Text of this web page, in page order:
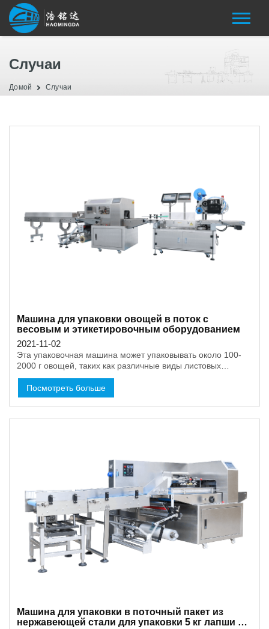
Случаи
Домой Случаи
Машина для упаковки овощей в поток с
весовым и этикетировочным оборудованием
2021-11-02
Эта упаковочная машина может упаковывать около 100-
2000 г овощей, таких как различные виды листовых
овощей, огурцы или морковь. Она имеет три
серводвигателя для управления подачей, заполнением
пленки и запечатыванием. Поэтому она может работать
очень стабильно и легко. После упаковки есть весы для
автоматического взвешивания продуктов и маркировки их
Посмотреть больше
Машина для упаковки в поточный пакет из
нержавеющей стали для упаковки 5 кг лапши с